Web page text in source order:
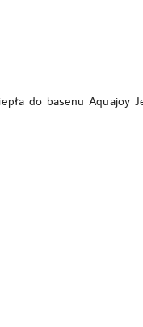
do basenu Aquajoy